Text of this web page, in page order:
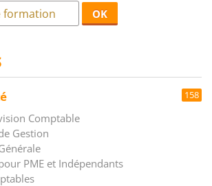
OK
158
Comptable
Gestion
PME et Indépendants